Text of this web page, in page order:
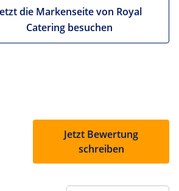
die Markenseite von Royal
Catering besuchen
Jetzt Bewertung
schreiben